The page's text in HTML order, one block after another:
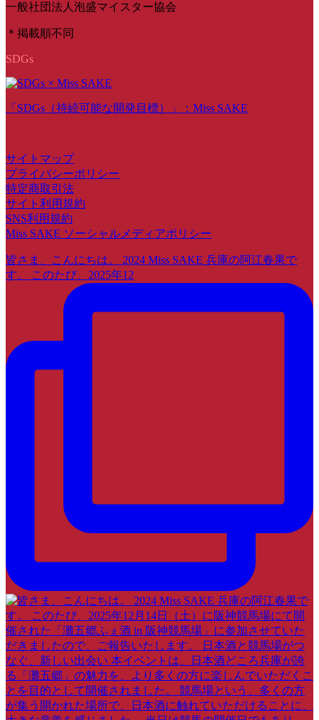
一般社団法人泡盛マイスター協会
＊掲載順不同
SDGs
「SDGs（持続可能な開発目標）」：Miss SAKE
サイトマップ
プライバシーポリシー
特定商取引法
サイト利用規約
SNS利用規約
Miss SAKE ソーシャルメディアポリシー
皆さま、こんにちは。 2024 Miss SAKE 兵庫の阿江春果で
す。 このたび、2025年12